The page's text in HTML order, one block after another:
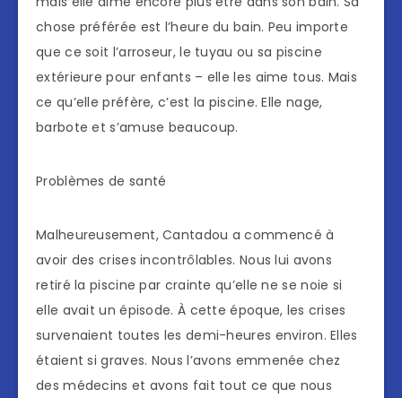
chose préférée est l’heure du bain. Peu importe
que ce soit l’arroseur, le tuyau ou sa piscine
extérieure pour enfants – elle les aime tous. Mais
ce qu’elle préfère, c’est la piscine. Elle nage,
barbote et s’amuse beaucoup.
Problèmes de santé
Malheureusement, Cantadou a commencé à
avoir des crises incontrôlables. Nous lui avons
retiré la piscine par crainte qu’elle ne se noie si
elle avait un épisode. À cette époque, les crises
survenaient toutes les demi-heures environ. Elles
étaient si graves. Nous l’avons emmenée chez
des médecins et avons fait tout ce que nous